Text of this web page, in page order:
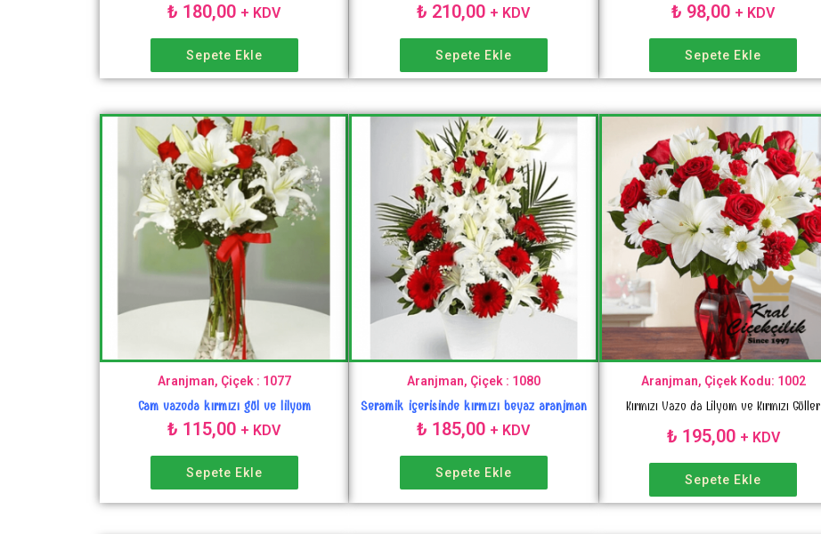
₺ 180,00 + KDV
Sepete Ekle
₺ 210,00 + KDV
Sepete Ekle
₺ 98,00 + KDV
Sepete Ekle
Aranjman, Çiçek : 1077
Cam vazoda kırmızı gül ve lilyum
₺ 115,00 + KDV
Sepete Ekle
Aranjman, Çiçek : 1080
Seramik içerisinde kırmızı beyaz aranjman
₺ 185,00 + KDV
Sepete Ekle
Aranjman, Çiçek Kodu: 1002
Kırmızı Vazo da Lilyum ve Kırmızı Güller
₺ 195,00 + KDV
Sepete Ekle